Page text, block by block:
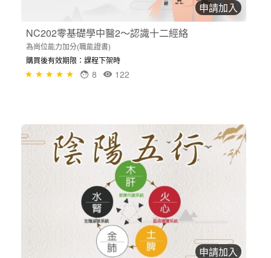
申請加入
NC202零基礎學中醫2～認識十二經絡
為崗位能力加分(職能證書)
購買後有效期限：課程下架時
122
8
申請加入